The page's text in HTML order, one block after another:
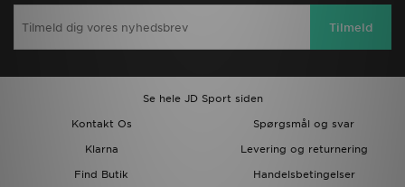
Tilmeld
Se hele JD Sport siden
Kontakt Os
Spørgsmål og svar
Klarna
Levering og returnering
Find Butik
Handelsbetingelser